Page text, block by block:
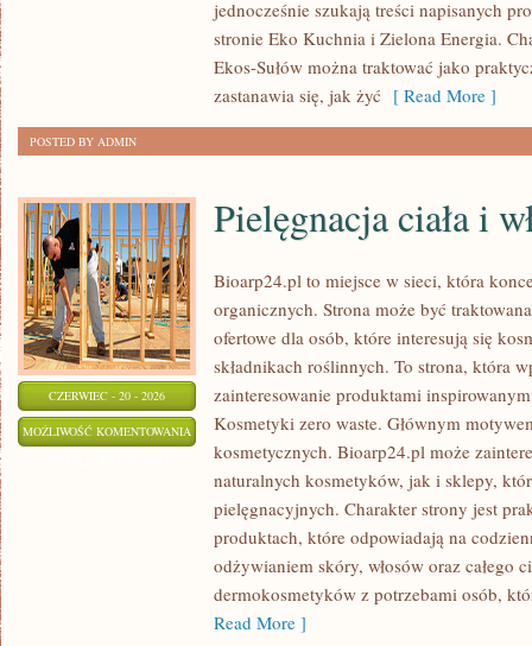
jednocześnie szukają treści napisanych
stronie Eko Kuchnia i Zielona Energia.
Ekos-Sułów można traktować jako
zastanawia się, jak żyć [ Read More ]
POSTED BY ADMIN
CZERWIEC - 20 - 2026
MOŻLIWOŚĆ KOMENTOWANIA PIELĘGNACJA
CIAŁA
WŁOSÓW
Pielęgnacja ciała i
Bioarp24.pl to miejsce w sieci, która
organicznych. Strona może być
ofertowe dla osób, które interesują się
składnikach roślinnych. To strona, która
zainteresowanie produktami
Kosmetyki zero waste. Głównym
kosmetycznych. Bioarp24.pl może
naturalnych kosmetyków, jak i sklepy,
pielęgnacyjnych. Charakter strony jest
produktach, które odpowiadają na
odżywianiem skóry, włosów oraz całego
dermokosmetyków z potrzebami osób,
Read More ]